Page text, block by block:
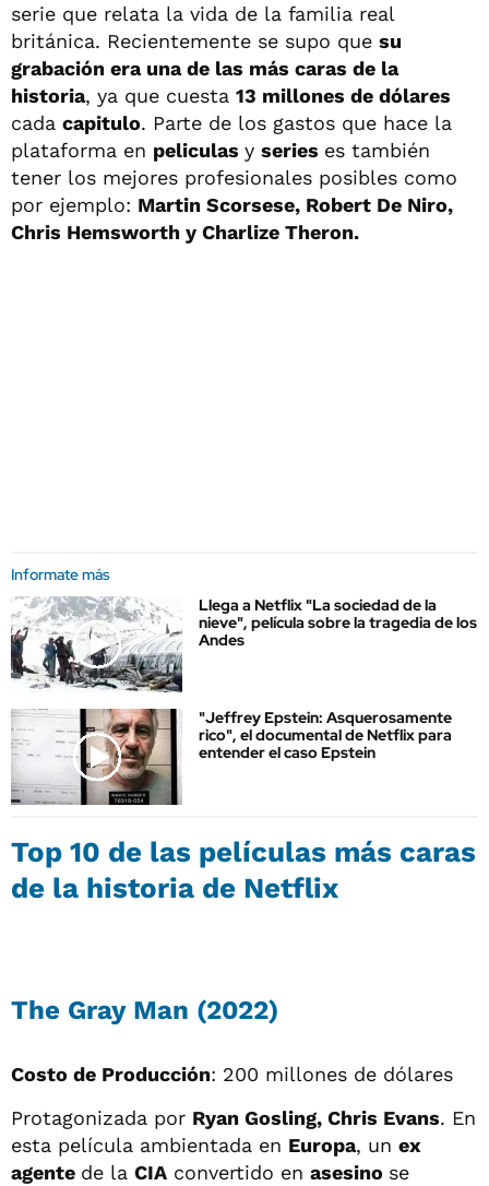
serie que relata la vida de la familia real
británica. Recientemente se supo que su
grabación era una de las más caras de la
historia, ya que cuesta 13 millones de dólares
cada capitulo. Parte de los gastos que hace la
plataforma en peliculas y series es también
tener los mejores profesionales posibles como
por ejemplo: Martin Scorsese, Robert De Niro,
Chris Hemsworth y Charlize Theron.
Informate más
Llega a Netflix "La sociedad de la
nieve", película sobre la tragedia de los
Andes
"Jeffrey Epstein: Asquerosamente
rico", el documental de Netflix para
entender el caso Epstein
Top 10 de las películas más caras
de la historia de Netflix
The Gray Man (2022)
Costo de Producción: 200 millones de dólares
Protagonizada por Ryan Gosling, Chris Evans. En
esta película ambientada en Europa, un ex
agente de la CIA convertido en asesino se